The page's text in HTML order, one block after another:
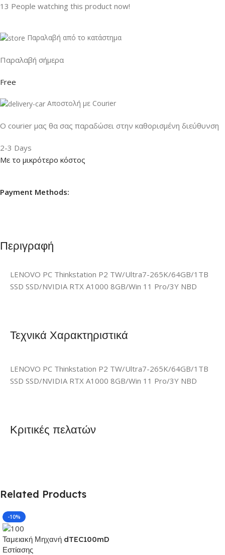
13 People watching this product now!
Παραλαβή από το κατάστημα
Παραλαβή σήμερα
Free
Αποστολή με Courier
Ο courier μας θα σας παραδώσει στην καθορισμένη διεύθυνση
2-3 Days
Με το μικρότερο κόστος
Payment Methods:
Τεχνικά Χαρακτηριστικά
LENOVO PC Thinkstation P2 TW/Ultra7-265K/64GB/1TB
SSD SSD/NVIDIA RTX A1000 8GB/Win 11 Pro/3Y NBD
Περιγραφή
LENOVO PC Thinkstation P2 TW/Ultra7-265K/64GB/1TB
SSD SSD/NVIDIA RTX A1000 8GB/Win 11 Pro/3Y NBD
Κριτικές πελατών
Related Products
-10%
Ταμειακή Μηχανή dTEC100mD
Εστίασης